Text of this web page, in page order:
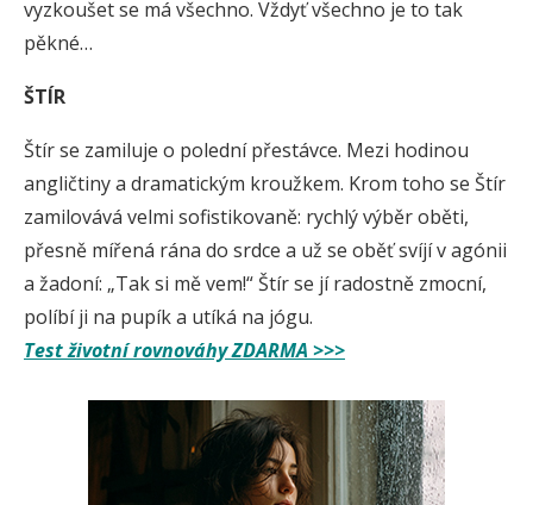
vyzkoušet se má všechno. Vždyť všechno je to tak
pěkné…
ŠTÍR
Štír se zamiluje o polední přestávce. Mezi hodinou
angličtiny a dramatickým kroužkem. Krom toho se Štír
zamilovává velmi sofistikovaně: rychlý výběr oběti,
přesně mířená rána do srdce a už se oběť svíjí v agónii
a žadoní: „Tak si mě vem!“ Štír se jí radostně zmocní,
políbí ji na pupík a utíká na jógu.
Test životní rovnováhy ZDARMA >>>